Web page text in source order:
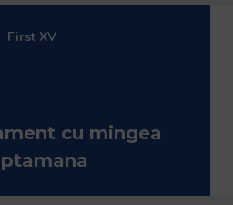
First XV
cu mingea